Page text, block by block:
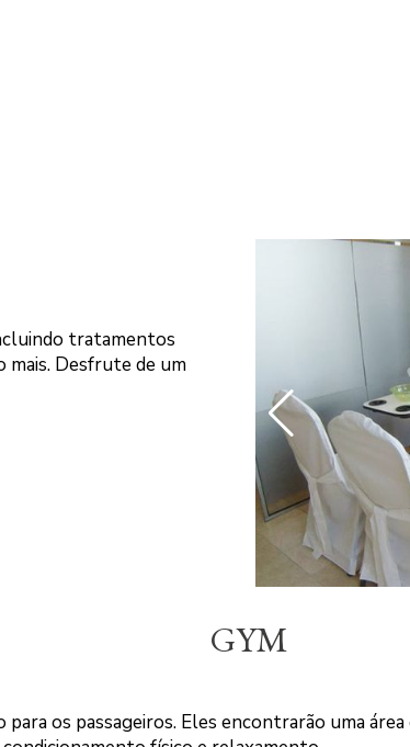
tratamentos
mais. Desfrute de um
GYM
para os passageiros. Eles encontrarão uma